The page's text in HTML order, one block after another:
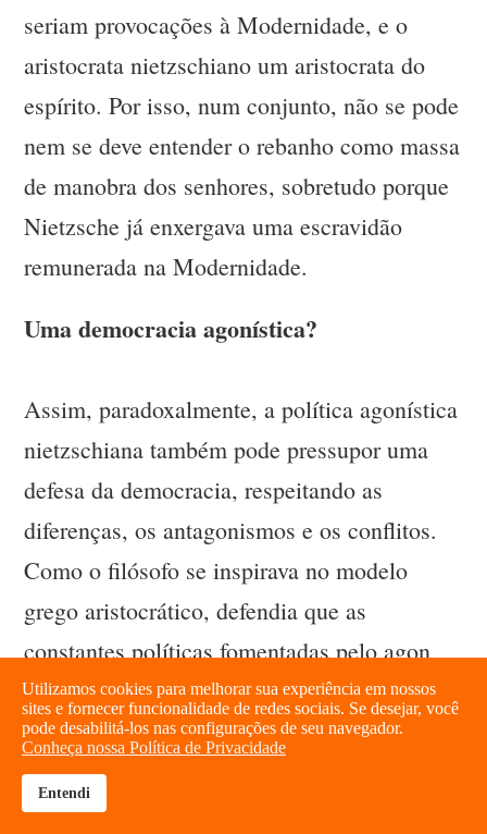
seriam provocações à Modernidade, e o
aristocrata nietzschiano um aristocrata do
espírito. Por isso, num conjunto, não se pode
nem se deve entender o rebanho como massa
de manobra dos senhores, sobretudo porque
Nietzsche já enxergava uma escravidão
remunerada na Modernidade.
Uma democracia agonística?
Assim, paradoxalmente, a política agonística
nietzschiana também pode pressupor uma
defesa da democracia, respeitando as
diferenças, os antagonismos e os conflitos.
Como o filósofo se inspirava no modelo
grego aristocrático, defendia que as
constantes políticas fomentadas pelo agon
eram fundamentais para as cidades-estado e
também para o avanço cultural. Uma
homogeneização política poria fim ao
conflito e instituiria o domínio de um
brightness_high
Utilizamos cookies para melhorar sua experiência em nossos
sites e fornecer funcionalidade de redes sociais. Se desejar, você
pode desabilitá-los nas configurações de seu navegador.
Conheça nossa Política de Privacidade
Entendi